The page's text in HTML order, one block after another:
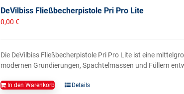
DeVilbiss Fließbecherpistole Pri Pro Lite
0,00 €
Die DeVilbiss Fließbecherpistole Pri Pro Lite ist eine
modernen Grundierungen, Spachtelmassen und Füllern
In den Warenkorb Details